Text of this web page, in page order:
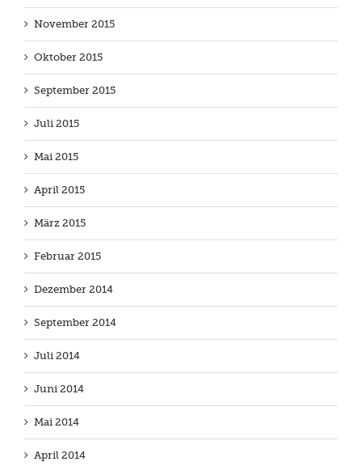
November 2015
Oktober 2015
September 2015
Juli 2015
Mai 2015
April 2015
März 2015
Februar 2015
Dezember 2014
September 2014
Juli 2014
Juni 2014
Mai 2014
April 2014